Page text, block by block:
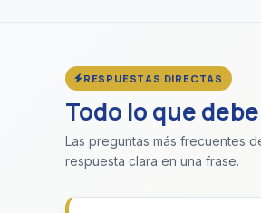
RESPUESTAS DIRECTAS
Todo lo que
Las preguntas más frecuentes
respuesta clara en una frase.